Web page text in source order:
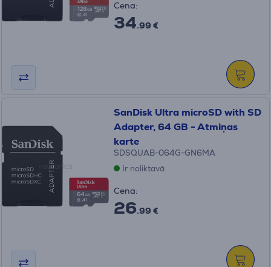
Cena:
34.99 €
SanDisk Ultra microSD with SD
Adapter, 64 GB - Atmiņas
karte
SDSQUAB-064G-GN6MA
Ir noliktavā
Cena:
26.99 €